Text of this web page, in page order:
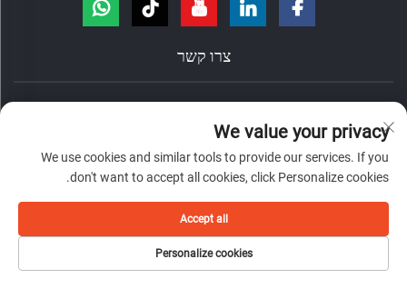
צרו קשר
גואנדונג, סין.
+86-18098194312
פרטיות
We value your privacy
We use cookies and similar tools to provide our services. If you
don't want to accept all cookies, click Personalize cookies.
Personalize cookies
Accept all